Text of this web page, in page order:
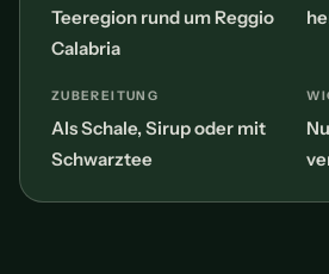
Teeregion rund um Reggio
Calabria
ZUBEREITUNG
Als Schale, Sirup oder mit
Schwarztee